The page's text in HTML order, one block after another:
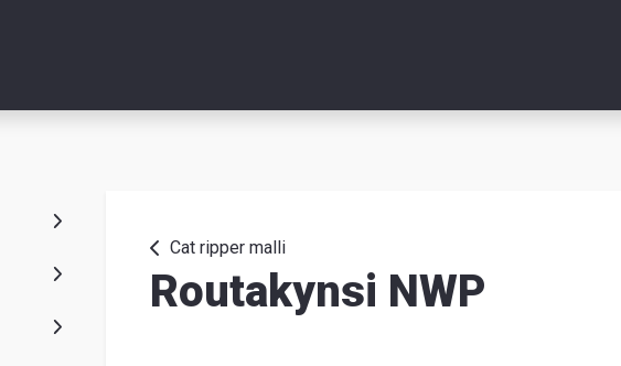
Tili Sulje
Tuotevalitsin
Cat ripper malli
Routakynsi NWP